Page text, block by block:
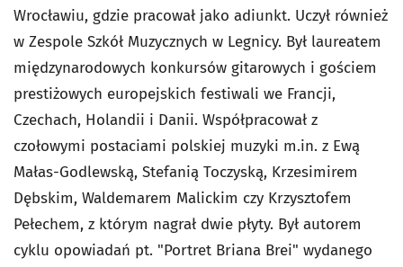
Wrocławiu, gdzie pracował jako adiunkt. Uczył również
w Zespole Szkół Muzycznych w Legnicy. Był laureatem
międzynarodowych konkursów gitarowych i gościem
prestiżowych europejskich festiwali we Francji,
Czechach, Holandii i Danii. Współpracował z
czołowymi postaciami polskiej muzyki m.in. z Ewą
Małas-Godlewską, Stefanią Toczyską, Krzesimirem
Dębskim, Waldemarem Malickim czy Krzysztofem
Pełechem, z którym nagrał dwie płyty. Był autorem
cyklu opowiadań pt. "Portret Briana Brei" wydanego